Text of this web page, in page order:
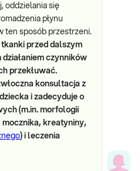
oddzielania się
płynu
ten sposób przestrzeni.
przed dalszym
czynników
przekłuwać.
konsultacja z
i zadecyduje o
(m.in. morfologii
kreatyniny,
) i leczenia